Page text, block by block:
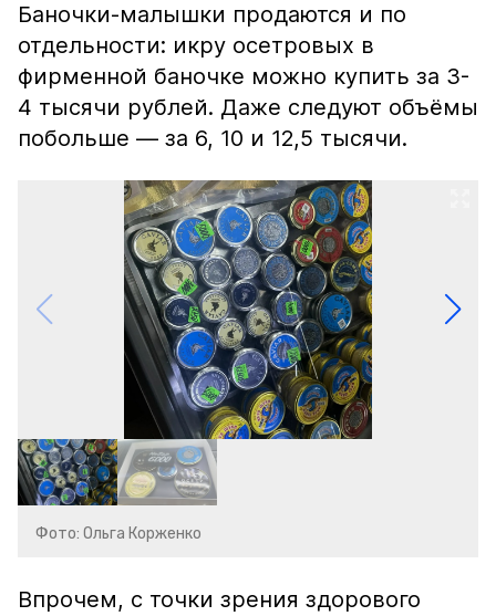
Баночки-малышки продаются и по
отдельности: икру осетровых в
фирменной баночке можно купить за 3-
4 тысячи рублей. Даже следуют объёмы
побольше — за 6, 10 и 12,5 тысячи.
Фото: Ольга Корженко
Впрочем, с точки зрения здорового